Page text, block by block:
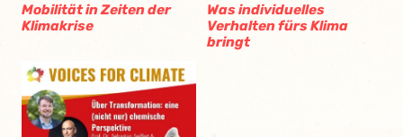
Mobilität in Zeiten der
Klimakrise
Was individuelles
Verhalten fürs Klima
bringt